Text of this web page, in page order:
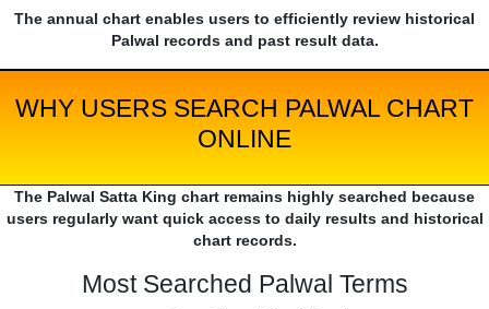
The annual chart enables users to efficiently review historical
Palwal records and past result data.
WHY USERS SEARCH PALWAL CHART
ONLINE
The Palwal Satta King chart remains highly searched because
users regularly want quick access to daily results and historical
chart records.
Most Searched Palwal Terms